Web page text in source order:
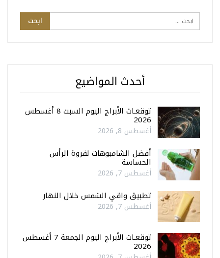
أحدث المواضيع
توقعـات الأبراج اليوم السبت 8 أغسطس
2026
أغسطس 8, 2026
أفضل الشامبوهات لفروة الرأس
الحساسة
أغسطس 7, 2026
تطبيق واقي الشمس خلال النهار
أغسطس 7, 2026
توقعـات الأبراج اليوم الجمعة 7 أغسطس
2026